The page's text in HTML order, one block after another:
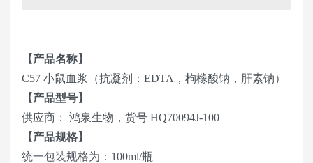
【产品名称】
C57 小鼠血浆（抗凝剂：EDTA，枸橼酸钠，肝素钠）
【产品型号】
供应商： 鸿泉生物，货号 HQ70094J-100
【产品规格】
统一包装规格为：100ml/瓶